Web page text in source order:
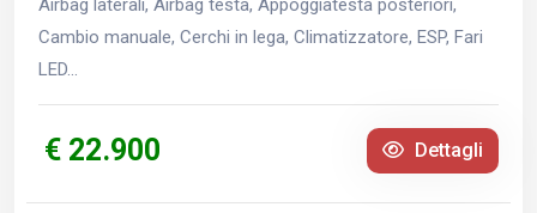
Airbag laterali, Airbag testa, Appoggiatesta posteriori,
Cambio manuale, Cerchi in lega, Climatizzatore, ESP, Fari
LED...
€ 22.900 Dettagli